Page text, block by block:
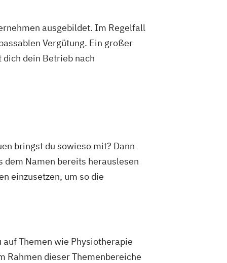
ausgebildet. Im Regelfall
Vergütung. Ein großer
dein Betrieb nach
bringst du sowieso mit? Dann
dem Namen bereits herauslesen
einzusetzen, um so die
Themen wie Physiotherapie
Rahmen dieser Themenbereiche